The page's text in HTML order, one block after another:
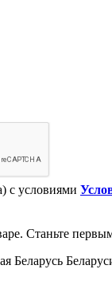
с условиями
Станьте
Беларусь